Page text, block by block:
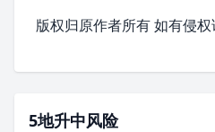
版权归原作者所有 如有侵
5地升中风险